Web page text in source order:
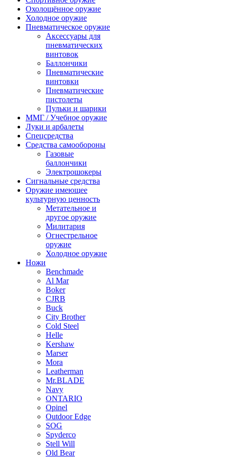
Охолощённое оружие
Холодное оружие
Пневматическое оружие
Аксессуары для
пневматических
винтовок
Баллончики
Пневматические
винтовки
Пневматические
пистолеты
Пульки и шарики
ММГ / Учебное оружие
Луки и арбалеты
Спецсредства
Средства самообороны
Газовые
баллончики
Электрошокеры
Сигнальные средства
Оружие имеющее
культурную ценность
Метательное и
другое оружие
Милитария
Огнестрельное
оружие
Холодное оружие
Ножи
Benchmade
Al Mar
Boker
CJRB
Buck
City Brother
Cold Steel
Helle
Kershaw
Marser
Mora
Leatherman
Mr.BLADE
Navy
ONTARIO
Opinel
Outdoor Edge
SOG
Spyderco
Stell Will
Old Bear